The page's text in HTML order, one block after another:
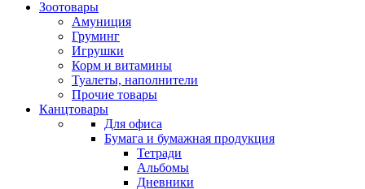
Зоотовары
Амуниция
Груминг
Игрушки
Корм и витамины
Туалеты, наполнители
Прочие товары
Канцтовары
Для офиса
Бумага и бумажная продукция
Тетради
Альбомы
Дневники